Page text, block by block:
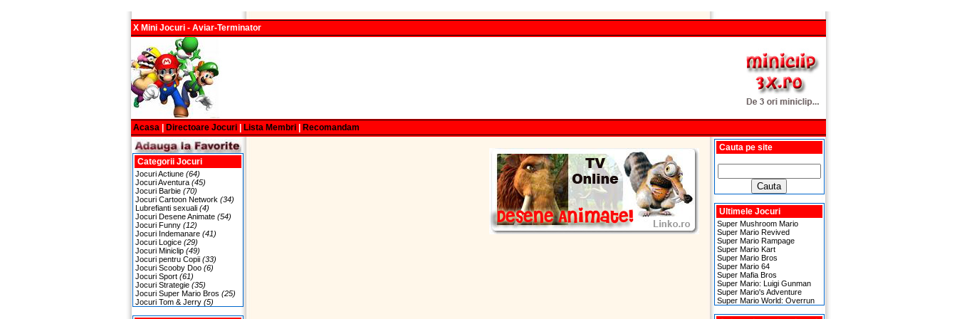
X Mini Jocuri - Aviar-Terminator
Acasa Directoare Jocuri Lista Membri Recomandam
Categorii Jocuri
Jocuri Actiune (64)
Jocuri Aventura (45)
Jocuri Barbie (70)
Jocuri Cartoon Network (34)
Lubrefianti sexuali (4)
Jocuri Desene Animate (54)
Jocuri Funny (12)
Jocuri Indemanare (41)
Jocuri Logice (29)
Jocuri Miniclip (49)
Jocuri pentru Copii (33)
Jocuri Scooby Doo (6)
Jocuri Sport (61)
Jocuri Strategie (35)
Jocuri Super Mario Bros (25)
Jocuri Tom & Jerry (5)
Cauta pe site
Ultimele Jocuri
Super Mushroom Mario
Super Mario Revived
Super Mario Rampage
Super Mario Kart
Super Mario Bros
Super Mario 64
Super Mafia Bros
Super Mario: Luigi Gunman
Super Mario's Adventure
Super Mario World: Overrun